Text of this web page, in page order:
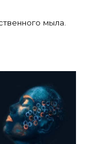
мыла.